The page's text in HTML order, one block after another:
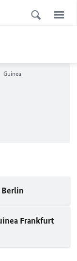
Guinea
Frankfurt